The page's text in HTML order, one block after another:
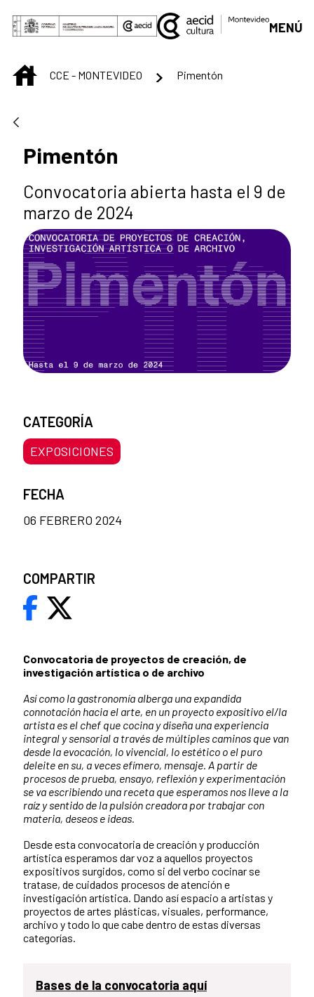
Saltar al contenido principal
MENÚ
INICIOCCE - MONTEVIDEO Pimentón
Pimentón
Convocatoria abierta hasta el 9 de
marzo de 2024
Convocatoria de proyectos de creación, de
investigación artística o de archivo
Así como la gastronomía alberga una expandida
connotación hacia el arte, en un proyecto expositivo el/la
artista es el chef que cocina y diseña una experiencia
integral y sensorial a través de múltiples caminos que van
desde la evocación, lo vivencial, lo estético o el puro
deleite en su, a veces efímero, mensaje. A partir de
procesos de prueba, ensayo, reflexión y experimentación
se va escribiendo una receta que esperamos nos lleve a la
raíz y sentido de la pulsión creadora por trabajar con
materia, deseos e ideas.
Desde esta convocatoria de creación y producción
artística esperamos dar voz a aquellos proyectos
expositivos surgidos, como si del verbo cocinar se
tratase, de cuidados procesos de atención e
investigación artística. Dando así espacio a artistas y
proyectos de artes plásticas, visuales, performance,
archivo y todo lo que cabe dentro de estas diversas
categorías.
Bases de la convocatoria aquí
CATEGORÍA
EXPOSICIONES
FECHA
06 FEBRERO 2024
COMPARTIR